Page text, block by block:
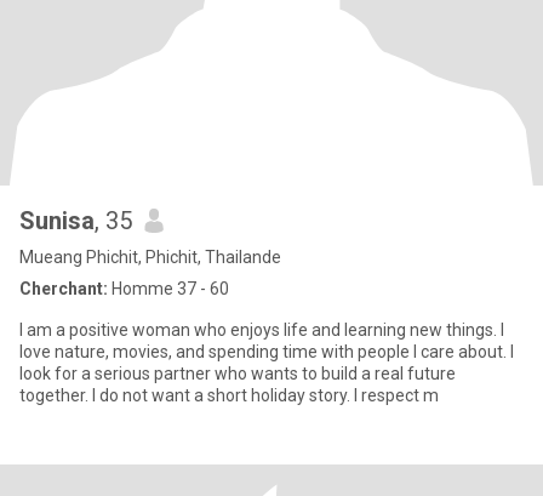
Sunisa, 35
Mueang Phichit, Phichit, Thailande
Cherchant: Homme 37 - 60
I am a positive woman who enjoys life and learning new things. I
love nature, movies, and spending time with people I care about. I
look for a serious partner who wants to build a real future
together. I do not want a short holiday story. I respect m